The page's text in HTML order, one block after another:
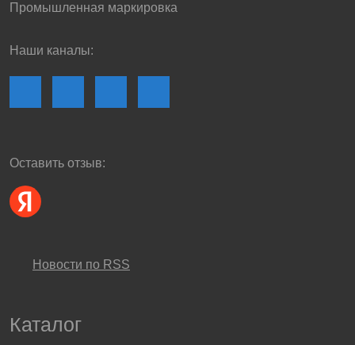
Промышленная маркировка
Наши каналы:
Оставить отзыв:
Новости по RSS
Каталог